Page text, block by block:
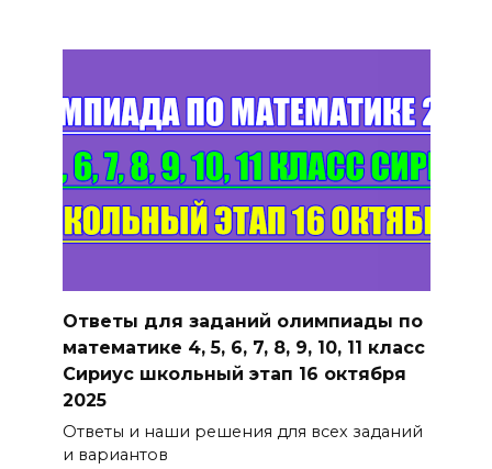
Ответы для заданий олимпиады по
математике 4, 5, 6, 7, 8, 9, 10, 11 класс
Сириус школьный этап 16 октября
2025
Ответы и наши решения для всех заданий
и вариантов